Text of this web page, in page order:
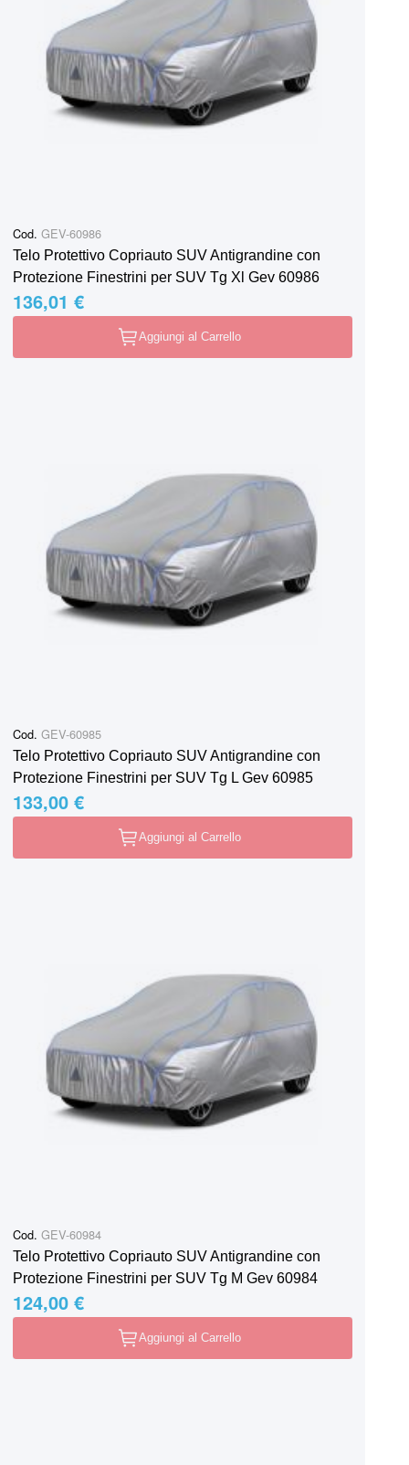
Cod. GEV-60986
Telo Protettivo Copriauto SUV Antigrandine con
Protezione Finestrini per SUV Tg Xl Gev 60986
136,01 €
Aggiungi al Carrello
Cod. GEV-60985
Telo Protettivo Copriauto SUV Antigrandine con
Protezione Finestrini per SUV Tg L Gev 60985
133,00 €
Aggiungi al Carrello
Cod. GEV-60984
Telo Protettivo Copriauto SUV Antigrandine con
Protezione Finestrini per SUV Tg M Gev 60984
124,00 €
Aggiungi al Carrello